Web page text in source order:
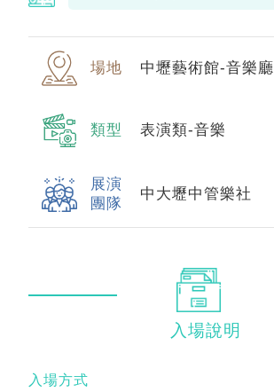
場地 中壢藝術館-音樂廳
類型 表演類-音樂
展演
團隊
中大壢中管樂社
入場說明
入場方式